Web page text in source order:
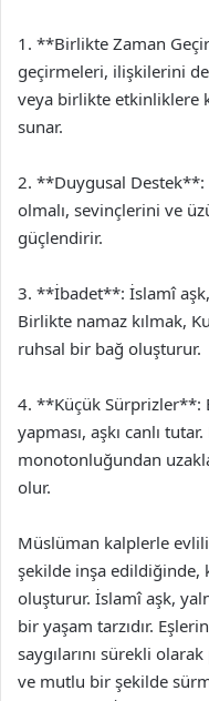
1. **Birlikte Zaman
geçirmeleri, ilişkilerini
veya birlikte etkinliklere
sunar.
2. **Duygusal Destek**:
olmalı, sevinçlerini ve
güçlendirir.
3. **İbadet**: İslamî
Birlikte namaz kılmak,
ruhsal bir bağ oluşturur.
4. **Küçük Sürprizler**:
yapması, aşkı canlı
monotonluğundan
olur.
Müslüman kalplerle
şekilde inşa edildiğinde,
oluşturur. İslamî aşk,
bir yaşam tarzıdır.
saygılarını sürekli
ve mutlu bir şekilde